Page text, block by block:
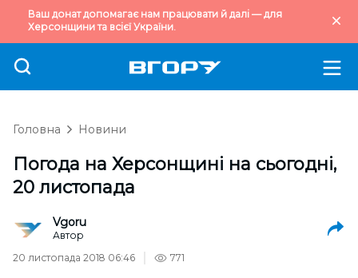
Ваш донат допомагає нам працювати й далі — для
Херсонщини та всієї України.
Головна Новини
Погода на Херсонщині на сьогодні,
20 листопада
Vgoru
Автор
20 листопада 2018 06:46
771